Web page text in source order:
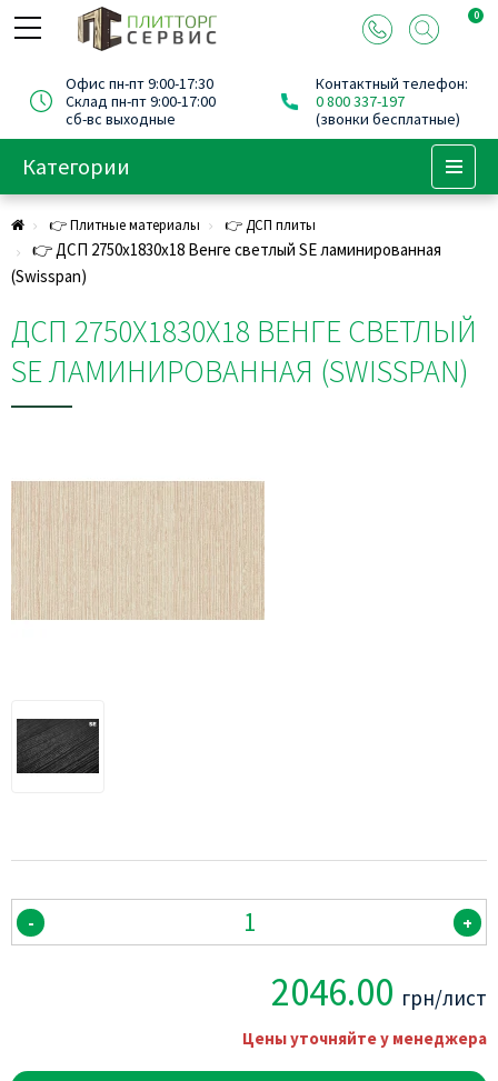
0
Офис пн-пт 9:00-17:30
Склад пн-пт 9:00-17:00
сб-вс выходные
Контактный телефон:
0 800 337-197
(звонки бесплатные)
Категории
👉 Плитные материалы 👉 ДСП плиты
👉 ДСП 2750х1830х18 Венге светлый SE ламинированная
(Swisspan)
ДСП 2750Х1830Х18 ВЕНГЕ СВЕТЛЫЙ
SE ЛАМИНИРОВАННАЯ (SWISSPAN)
- +
2046.00 грн/лист
Цены уточняйте у менеджера